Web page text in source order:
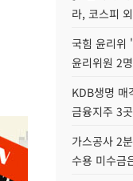
라, 코스피
국힘 윤리위
윤리위원 2
KDB생명 매
금융지주 3
가스공사 2
수용 미수금